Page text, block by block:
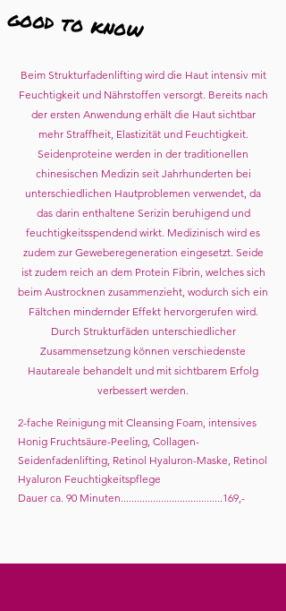
good to know
Beim Strukturfadenlifting wird die Haut intensiv mit
Feuchtigkeit und Nährstoffen versorgt. Bereits nach
der ersten Anwendung erhält die Haut sichtbar
mehr Straffheit, Elastizität und Feuchtigkeit.
Seidenproteine werden in der traditionellen
chinesischen Medizin seit Jahrhunderten bei
unterschiedlichen Hautproblemen verwendet, da
das darin enthaltene Serizin beruhigend und
feuchtigkeitsspendend wirkt. Medizinisch wird es
zudem zur Geweberegeneration eingesetzt. Seide
ist zudem reich an dem Protein Fibrin, welches sich
beim Austrocknen zusammenzieht, wodurch sich ein
Fältchen mindernder Effekt hervorgerufen wird.
Durch Strukturfäden unterschiedlicher
Zusammensetzung können verschiedenste
Hautareale behandelt und mit sichtbarem Erfolg
verbessert werden.
2-fache Reinigung mit Cleansing Foam, intensives
Honig Fruchtsäure-Peeling, Collagen-
Seidenfadenlifting, Retinol Hyaluron-Maske, Retinol
Hyaluron Feuchtigkeitspflege
Dauer ca. 90 Minuten......................................169,-